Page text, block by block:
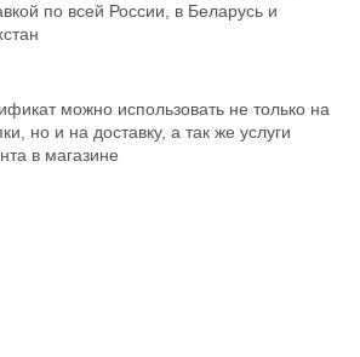
по всей России, в Беларусь и
можно использовать не только на
но и на доставку, а так же услуги
в магазине